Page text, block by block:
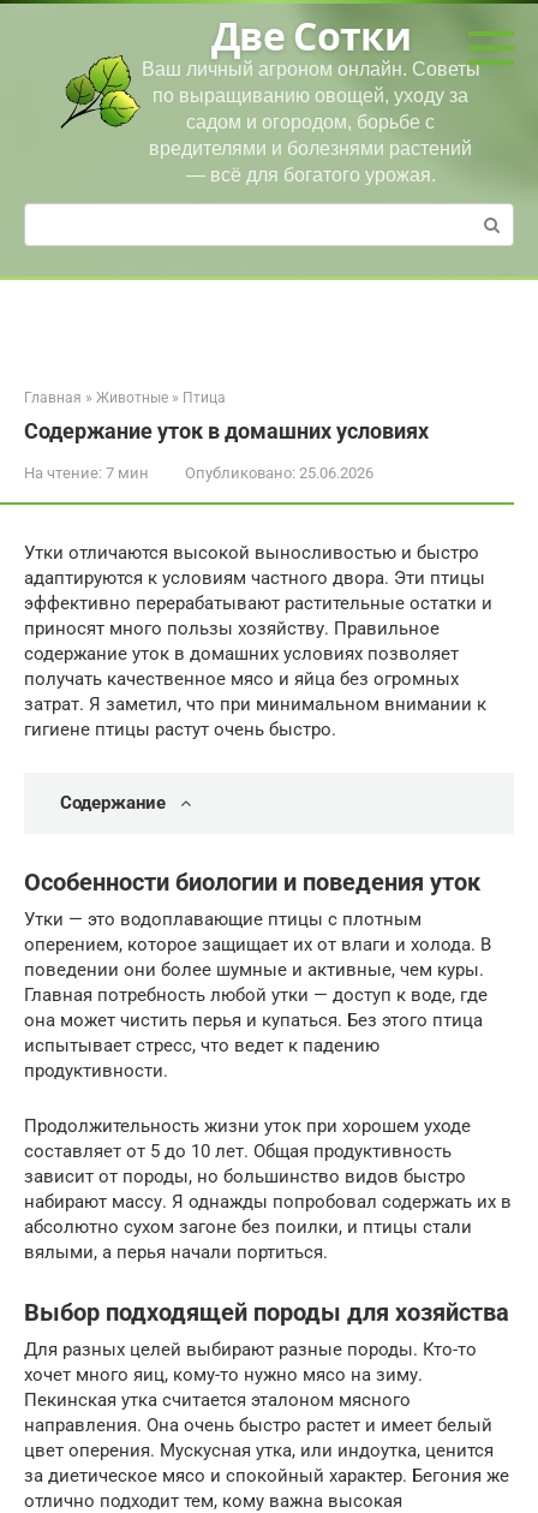
Перейти
Две Сотки
Ваш личный агроном онлайн. Советы
по выращиванию овощей, уходу за
садом и огородом, борьбе с
вредителями и болезнями растений
— всё для богатого урожая.
Поиск:
Главная » Животные » Птица
Содержание уток в домашних условиях
На чтение: 7 мин Опубликовано: 25.06.2026
Утки отличаются высокой выносливостью и быстро
адаптируются к условиям частного двора. Эти птицы
эффективно перерабатывают растительные остатки и
приносят много пользы хозяйству. Правильное
содержание уток в домашних условиях позволяет
получать качественное мясо и яйца без огромных
затрат. Я заметил, что при минимальном внимании к
гигиене птицы растут очень быстро.
Содержание
Особенности биологии и поведения уток
Утки — это водоплавающие птицы с плотным
оперением, которое защищает их от влаги и холода. В
поведении они более шумные и активные, чем куры.
Главная потребность любой утки — доступ к воде, где
она может чистить перья и купаться. Без этого птица
испытывает стресс, что ведет к падению
продуктивности.
Продолжительность жизни уток при хорошем уходе
составляет от 5 до 10 лет. Общая продуктивность
зависит от породы, но большинство видов быстро
набирают массу. Я однажды попробовал содержать их в
абсолютно сухом загоне без поилки, и птицы стали
вялыми, а перья начали портиться.
Выбор подходящей породы для хозяйства
Для разных целей выбирают разные породы. Кто-то
хочет много яиц, кому-то нужно мясо на зиму.
Пекинская утка считается эталоном мясного
направления. Она очень быстро растет и имеет белый
цвет оперения. Мускусная утка, или индоутка, ценится
за диетическое мясо и спокойный характер. Бегония же
отлично подходит тем, кому важна высокая